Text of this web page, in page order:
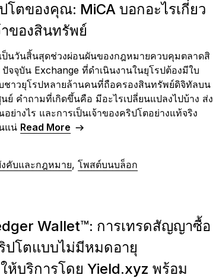
ตของคุณ: MiCA บอกอะไรเกี่ยว
ของสินทรัพย์
ป็นวันสิ้นสุดช่วงผ่อนผันของกฎหมายควบคุมตลาดสิ
จจุบัน Exchange ที่ดำเนินงานในยุโรปต้องมีใบ
ชาวยุโรปหลายล้านคนที่ถือครองสินทรัพย์ดิจิทัลบน
ย์ คำถามที่เกิดขึ้นคือ มีอะไรเปลี่ยนแปลงไปบ้าง ส่ง
างไร และการเป็นเจ้าของคริปโตอย่างแท้จริง
แน่ Read More
คับและกฎหมาย,โพสต์บนบล็อก
Wallet™: การเทรดสัญญาซื้อ
ปโตแบบไม่มีหมดอายุ
ห้บริการโดย Yield.xyz พร้อม